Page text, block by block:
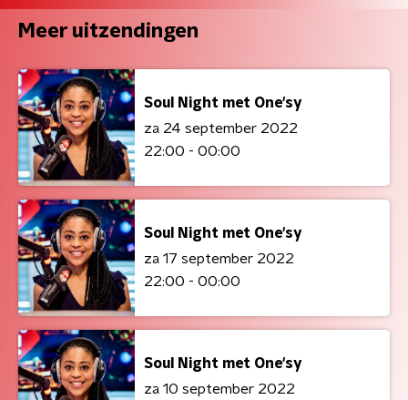
Meer uitzendingen
Soul Night met One'sy
za 24 september 2022
22:00 - 00:00
Soul Night met One'sy
za 17 september 2022
22:00 - 00:00
Soul Night met One'sy
za 10 september 2022